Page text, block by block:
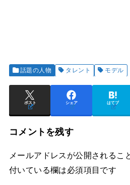
話題の人物 タレント モデル
ポスト シェア はてブ
コメントを残す
メールアドレスが公開されるこ
付いている欄は必須項目です